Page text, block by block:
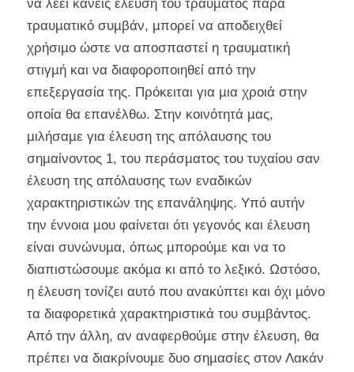
να λέει κανείς έλευση του τραύµατος παρά
τραυµατικό συµβάν, µπορεί να αποδειχθεί
χρήσιµο ώστε να αποσπαστεί η τραυµατική
στιγµή και να διαφοροποιηθεί από την
επεξεργασία της. Πρόκειται για µια χροιά στην
οποία θα επανέλθω. Στην κοινότητά µας,
µιλήσαµε για έλευση της απόλαυσης του
σηµαίνοντος 1, του περάσµατος του τυχαίου σαν
έλευση της απόλαυσης των εναδικών
χαρακτηριστικών της επανάληψης. Υπό αυτήν
την έννοια µου φαίνεται ότι γεγονός και έλευση
είναι συνώνυµα, όπως µπορούµε και να το
διαπιστώσουµε ακόµα κι από το λεξικό. Ωστόσο,
η έλευση τονίζει αυτό που ανακύπτει και όχι µόνο
τα διαφορετικά χαρακτηριστικά του συµβάντος.
Από την άλλη, αν αναφερθούµε στην έλευση, θα
πρέπει να διακρίνουµε δυο σηµασίες στον Λακάν